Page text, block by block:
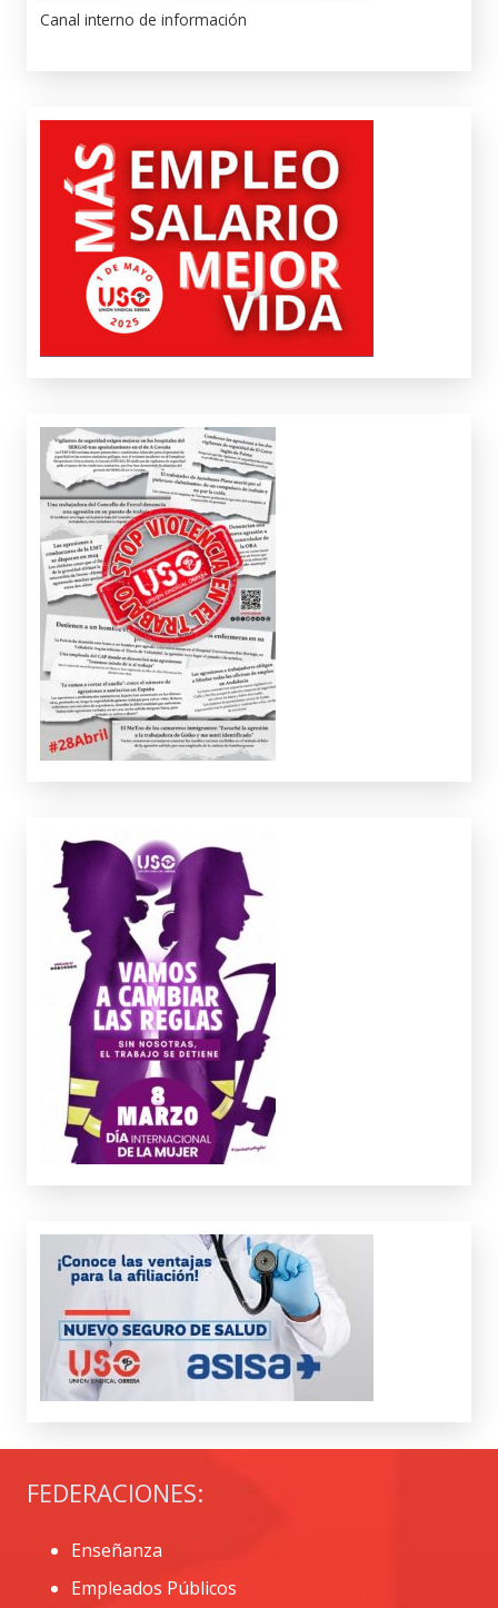
Canal interno de información
FEDERACIONES:
Enseñanza
Empleados Públicos